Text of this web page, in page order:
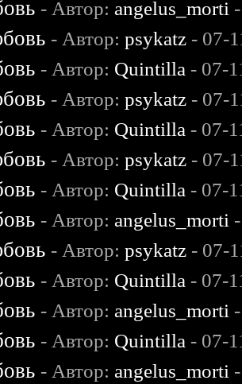
- Автор: angelus_morti
- Автор:psykatz - 07-
- Автор: Quintilla - 07-
- Автор:psykatz - 07-
- Автор: Quintilla - 07-
- Автор:psykatz - 07-
- Автор: Quintilla - 07-
- Автор: angelus_morti
- Автор:psykatz - 07-
- Автор: Quintilla - 07-
- Автор: angelus_morti
- Автор: Quintilla - 07-
- Автор: angelus_morti